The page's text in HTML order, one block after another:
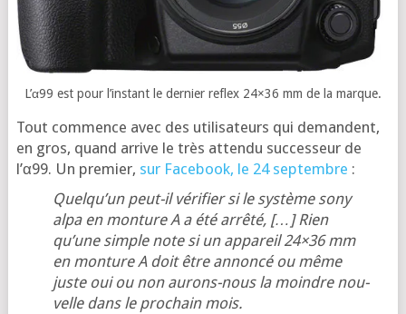
L’α99 est pour l’ins­tant le der­nier reflex 24×36 mm de la marque.
Tout com­mence avec des uti­li­sa­teurs qui demandent,
en gros, quand arrive le très atten­du suc­ces­seur de
l’α99. Un pre­mier, sur Face­book, le 24 sep­tembre :
Quel­qu’un peut-il véri­fier si le sys­tème sony
alpa en mon­ture A a été arrê­té, […] Rien
qu’une simple note si un appa­reil 24×36 mm
en mon­ture A doit être annon­cé ou même
juste oui ou non aurons-nous la moindre nou­
velle dans le pro­chain mois.